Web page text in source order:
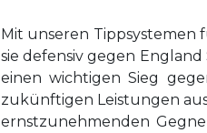
Mit unseren Tippsystemen
sie defensiv gegen
einen wichtigen Sieg
zukünftigen Leistungen
ernstzunehmenden